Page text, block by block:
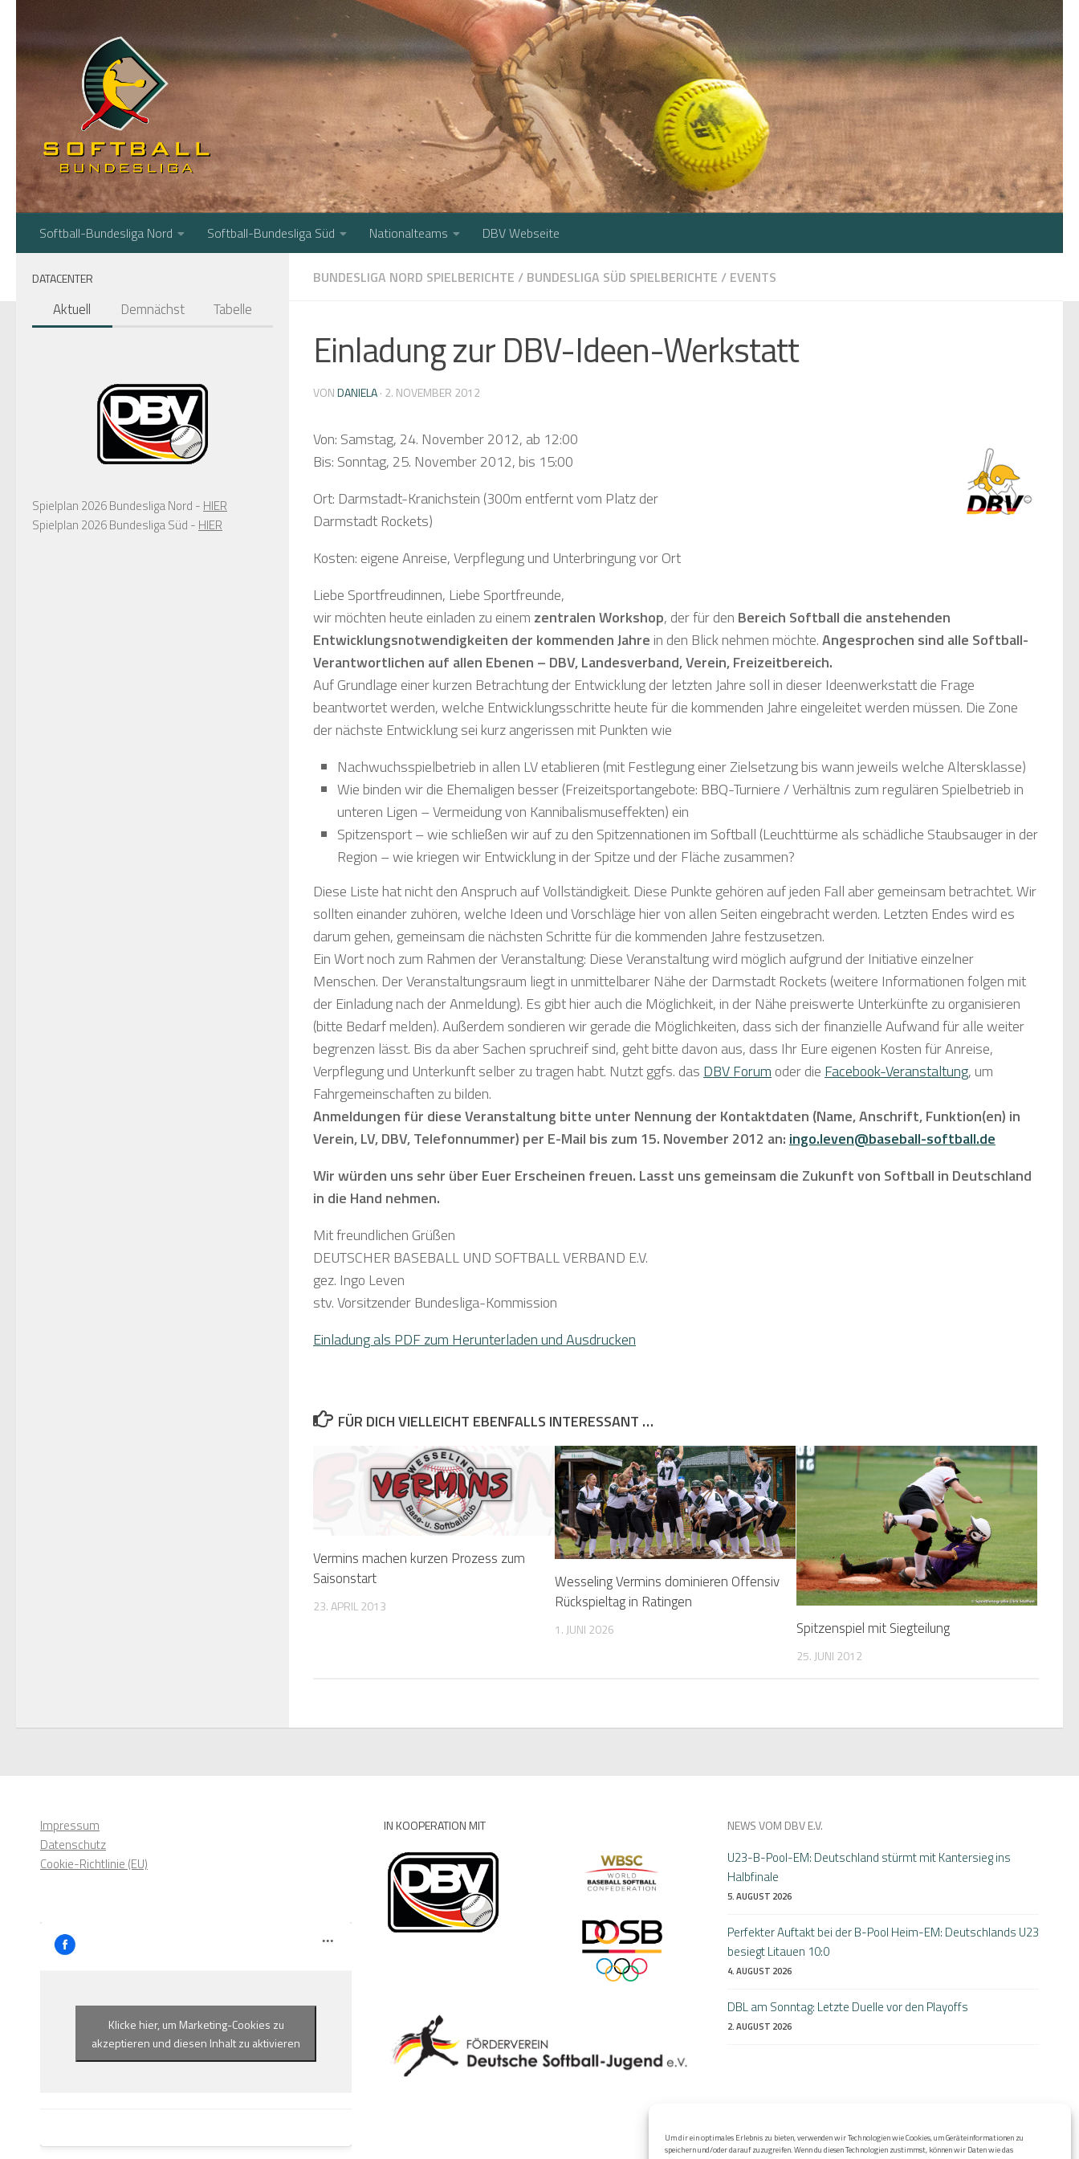
Um dir ein optimales Erlebnis zu bieten, verwenden wir Technologien wie Cookies, um Geräteinformationen zu
speichern und/oder darauf zuzugreifen. Wenn du diesen Technologien zustimmst, können wir Daten wie das
Softball-Bundesliga Nord Softball-Bundesliga Süd Nationalteams DBV Webseite
BUNDESLIGA NORD SPIELBERICHTE / BUNDESLIGA SÜD SPIELBERICHTE / EVENTS
Einladung zur DBV-Ideen-Werkstatt
VONDANIELA· 2. NOVEMBER 2012
Von: Samstag, 24. November 2012, ab 12:00
Bis: Sonntag, 25. November 2012, bis 15:00
Ort: Darmstadt-Kranichstein (300m entfernt vom Platz der
Darmstadt Rockets)
Kosten: eigene Anreise, Verpflegung und Unterbringung vor Ort
Liebe Sportfreudinnen, Liebe Sportfreunde,
wir möchten heute einladen zu einem zentralen Workshop, der für den Bereich Softball die anstehenden
Entwicklungsnotwendigkeiten der kommenden Jahre in den Blick nehmen möchte.Angesprochen sind alle Softball-
Verantwortlichen auf allen Ebenen – DBV, Landesverband, Verein, Freizeitbereich.
Auf Grundlage einer kurzen Betrachtung der Entwicklung der letzten Jahre soll in dieser Ideenwerkstatt die Frage
beantwortet werden, welche Entwicklungsschritte heute für die kommenden Jahre eingeleitet werden müssen. Die Zone
der nächste Entwicklung sei kurz angerissen mit Punkten wie
Nachwuchsspielbetrieb in allen LV etablieren (mit Festlegung einer Zielsetzung bis wann jeweils welche Altersklasse)
Wie binden wir die Ehemaligen besser (Freizeitsportangebote: BBQ-Turniere / Verhältnis zum regulären Spielbetrieb in
unteren Ligen – Vermeidung von Kannibalismuseffekten) ein
Spitzensport – wie schließen wir auf zu den Spitzennationen im Softball (Leuchttürme als schädliche Staubsauger in der
Region – wie kriegen wir Entwicklung in der Spitze und der Fläche zusammen?
Diese Liste hat nicht den Anspruch auf Vollständigkeit. Diese Punkte gehören auf jeden Fall aber gemeinsam betrachtet. Wir
sollten einander zuhören, welche Ideen und Vorschläge hier von allen Seiten eingebracht werden. Letzten Endes wird es
darum gehen, gemeinsam die nächsten Schritte für die kommenden Jahre festzusetzen.
Ein Wort noch zum Rahmen der Veranstaltung: Diese Veranstaltung wird möglich aufgrund der Initiative einzelner
Menschen. Der Veranstaltungsraum liegt in unmittelbarer Nähe der Darmstadt Rockets (weitere Informationen folgen mit
der Einladung nach der Anmeldung). Es gibt hier auch die Möglichkeit, in der Nähe preiswerte Unterkünfte zu organisieren
(bitte Bedarf melden). Außerdem sondieren wir gerade die Möglichkeiten, dass sich der finanzielle Aufwand für alle weiter
begrenzen lässt. Bis da aber Sachen spruchreif sind, geht bitte davon aus, dass Ihr Eure eigenen Kosten für Anreise,
Verpflegung und Unterkunft selber zu tragen habt. Nutzt ggfs. das DBV Forum oder die Facebook-Veranstaltung, um
Fahrgemeinschaften zu bilden.
Anmeldungen für diese Veranstaltung bitte unter Nennung der Kontaktdaten (Name, Anschrift, Funktion(en) in
Verein, LV, DBV, Telefonnummer) per E-Mail bis zum 15. November 2012 an: ingo.leven@baseball-softball.de
Wir würden uns sehr über Euer Erscheinen freuen. Lasst uns gemeinsam die Zukunft von Softball in Deutschland
in die Hand nehmen.
Mit freundlichen Grüßen
DEUTSCHER BASEBALL UND SOFTBALL VERBAND E.V.
gez. Ingo Leven
stv. Vorsitzender Bundesliga-Kommission
Einladung als PDF zum Herunterladen und Ausdrucken
FÜR DICH VIELLEICHT EBENFALLS INTERESSANT …
Vermins machen kurzen Prozess zum
Saisonstart
23. APRIL 2013
Wesseling Vermins dominieren Offensiv
Rückspieltag in Ratingen
1. JUNI 2026 Spitzenspiel mit Siegteilung
25. JUNI 2012
DATACENTER
Aktuell Demnächst Tabelle
Spielplan 2026 Bundesliga Nord - HIER
Spielplan 2026 Bundesliga Süd - HIER
Impressum
Datenschutz
Cookie-Richtlinie (EU)
Klicke hier, um Marketing-Cookies zu
akzeptieren und diesen Inhalt zu aktivieren
IN KOOPERATION MIT NEWS VOM DBV E.V.
U23-B-Pool-EM: Deutschland stürmt mit Kantersieg ins
Halbfinale
5. AUGUST 2026
Perfekter Auftakt bei der B-Pool Heim-EM: Deutschlands U23
besiegt Litauen 10:0
4. AUGUST 2026
DBL am Sonntag: Letzte Duelle vor den Playoffs
2. AUGUST 2026